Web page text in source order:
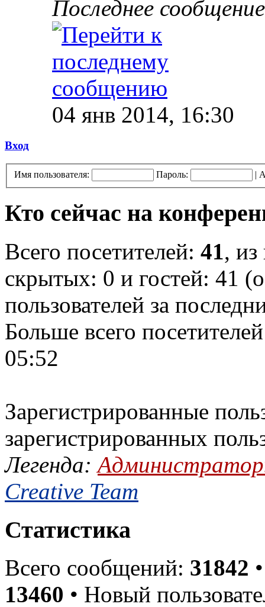
Последнее сообщение
04 янв 2014, 16:30
Вход
Имя пользователя: Пароль: |
Кто сейчас на
Всего посетителей: 41, из
скрытых: 0 и гостей: 41
пользователей за
Больше всего
05:52
Зарегистрированные
зарегистрированных
Легенда:
Creative Team
Статистика
Всего сообщений: 31842
13460 • Новый